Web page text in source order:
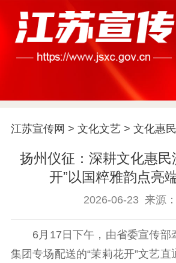
首页
江苏要闻
公示公告
信息公开年度报
江苏宣传网 > 文化文艺> 文化惠民
扬州仪征：深耕文化惠民
开”以国粹雅韵点亮
2026-06-23 来源
6月17日下午，由省委宣传部
集团专场配送的“茉莉花开”文艺直